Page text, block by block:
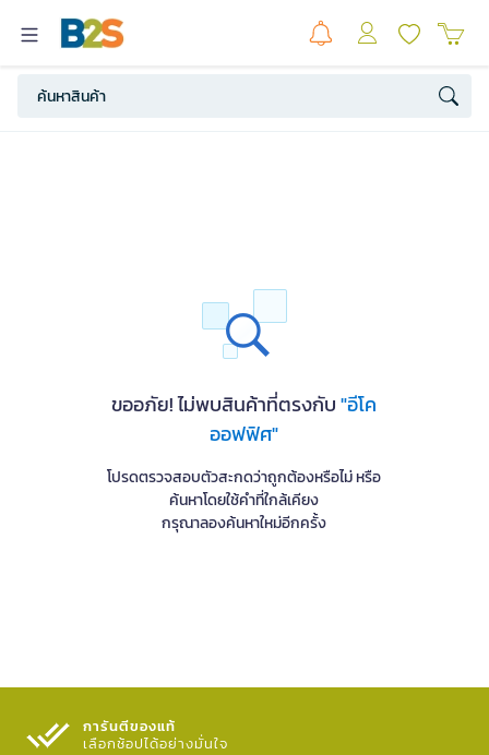
ขออภัย! ไม่พบสินค้าที่ตรงกับ"อีโค
ออฟฟิศ"
โปรดตรวจสอบตัวสะกดว่าถูกต้องหรือไม่ หรือ
ค้นหาโดยใช้คำที่ใกล้เคียง
กรุณาลองค้นหาใหม่อีกครั้ง
การันตีของแท้
เลือกช้อปได้อย่างมั่นใจ​